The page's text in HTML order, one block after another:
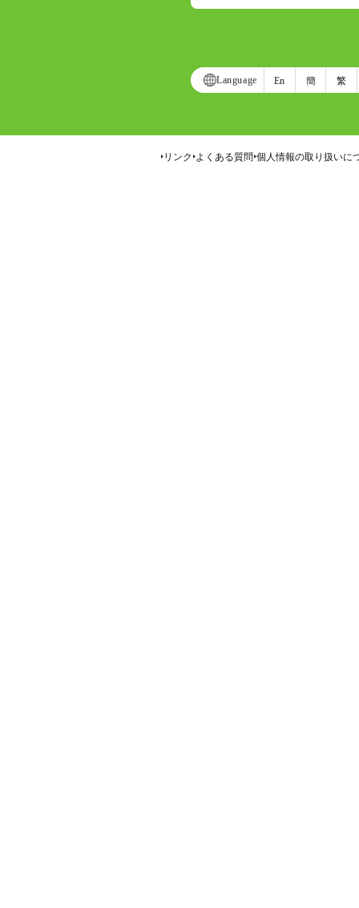
Language En 簡 繁
リンク よくある質問 個人情報の取り扱いに